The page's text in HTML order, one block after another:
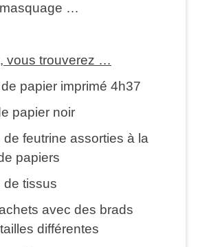
…
vous trouverez …
papier imprimé 4h37
papier noir
feutrine assorties à la
papiers
de tissus
avec des brads
différentes